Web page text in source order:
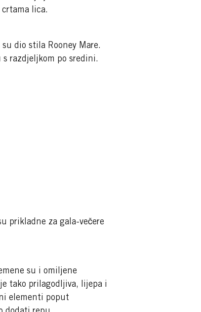
lica.
dio stila Rooney Mare.
s razdjeljkom po sredini.
prikladne za gala-večere
su i omiljene
tako prilagodljiva, lijepa i
elementi poput